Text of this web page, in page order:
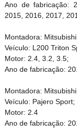
Ano de fabricação:
2015, 2016, 2017,
Montadora:
Veículo: L200 Triton
Motor: 2.4, 3.2, 3.5;
Ano de fabricação:
Montadora:
Veículo: Pajero Sport;
Motor: 2.4
Ano de fabricação: